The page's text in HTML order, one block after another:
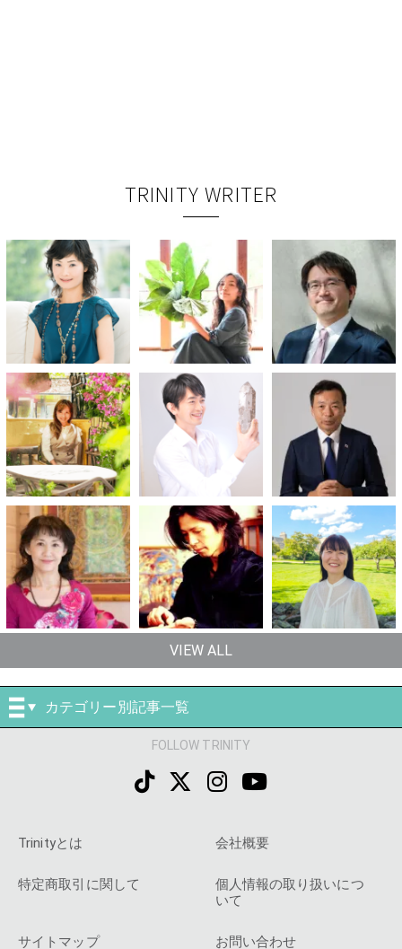
TRINITY WRITER
VIEW ALL
カテゴリー別記事一覧
FOLLOW TRINITY
Trinityとは 会社概要
特定商取引に関して
個人情報の取り扱いにつ
いて
サイトマップ お問い合わせ